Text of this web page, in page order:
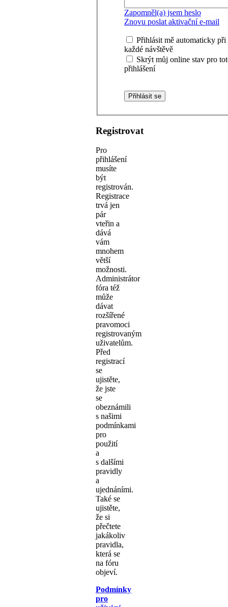
Zapomněl(a) jsem heslo
Znovu poslat aktivační e-mail
Přihlásit mě automaticky při
každé návštěvě
Skrýt můj online stav pro
přihlášení
Registrovat
Pro
přihlášení
musíte
být
registrován.
Registrace
trvá jen
pár
vteřin a
dává
vám
mnohem
větší
možnosti.
Administrátor
fóra též
může
dávat
rozšířené
pravomoci
registrovaným
uživatelům.
Před
registrací
se
ujistěte,
že jste
se
obeznámili
s našimi
podmínkami
pro
použití
a
s dalšími
pravidly
a
ujednáními.
Také se
ujistěte,
že si
přečtete
jakákoliv
pravidla,
která se
na fóru
objeví.
Podmínky
pro